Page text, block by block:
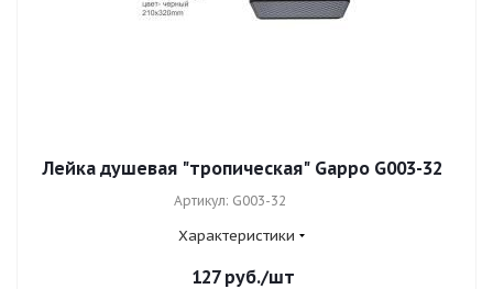
Лейка душевая "тропическая" Gappo G003-32
Артикул: G003-32
Характеристики
127руб./шт